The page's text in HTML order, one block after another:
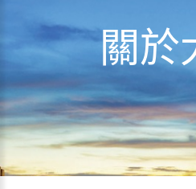
關於